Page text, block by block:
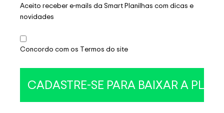
Aceito receber e-mails da Smart Planilhas com dicas e
novidades
Concordo com os Termos do site